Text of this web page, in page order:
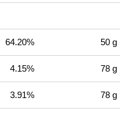
64.20% 50 g
4.15% 78 g
3.91% 78 g